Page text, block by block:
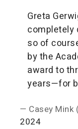
Greta
completely
so of
by the
award to
years—for
— Casey Mink
2024